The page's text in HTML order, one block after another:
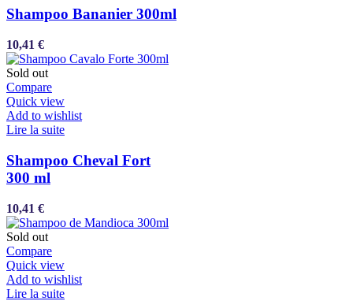
Shampoo Bananier 300ml
10,41 €
Sold out
Compare
Quick view
Add to wishlist
Lire la suite
Shampoo Cheval Fort
300 ml
10,41 €
Sold out
Compare
Quick view
Add to wishlist
Lire la suite